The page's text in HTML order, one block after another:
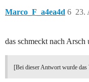
Marco_F_a4ea4d 23.
6
das schmeckt nach
[Bei dieser Antwort wurde das